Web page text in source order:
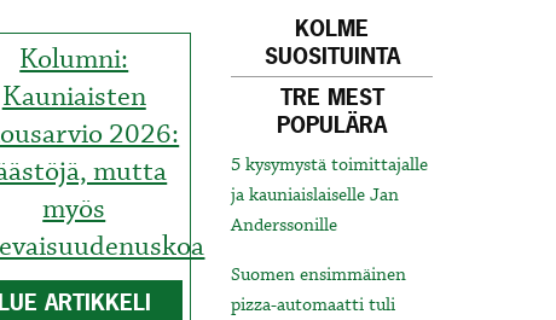
Kolumni:
Kauniaisten
2026:
mutta
myös
LUE ARTIKKELI
KOLME
SUOSITUINTA
TRE MEST
POPULÄRA
5 kysymystä toimittajalle
ja kauniaislaiselle Jan
Anderssonille
Suomen ensimmäinen
pizza-automaatti tuli